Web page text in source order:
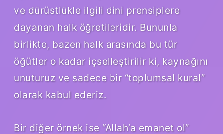
ve dürüstlükle ilgili dini prensiplere
dayanan halk öğretileridir. Bununla
birlikte, bazen halk arasında bu tür
öğütler o kadar içselleştirilir ki, kaynağını
unuturuz ve sadece bir “toplumsal kural”
olarak kabul ederiz.
Bir diğer örnek ise “Allah’a emanet ol”